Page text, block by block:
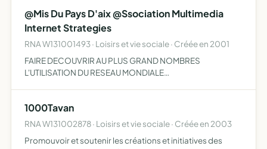
@Mis Du Pays D'aix @Ssociation Multimedia
Internet Strategies
RNA W131001493 · Loisirs et vie sociale · Créée en 2001
FAIRE DECOUVRIR AU PLUS GRAND NOMBRES
L'UTILISATION DU RESEAU MONDIALE
1000Tavan
RNA W131002878 · Loisirs et vie sociale · Créée en 2003
Promouvoir et soutenir les créations et initiatives des